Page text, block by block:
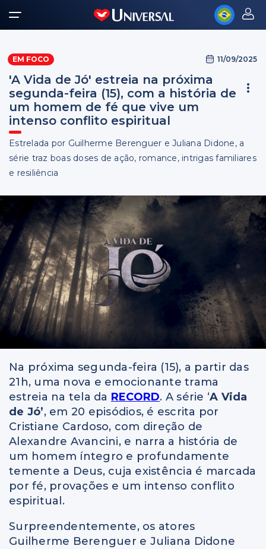
EM FOCO 11/09/2025
'A Vida de Jó' estreia na próxima
segunda-feira (15), com a história de
um homem de fé que vive um
intenso conflito espiritual
Estrelada por Guilherme Berenguer e Juliana Didone, a
série traz boas doses de ação, romance, intrigas familiares
e resiliência
Na próxima segunda-feira (15), a partir das
21h, uma nova e emocionante trama
estreia na tela da RECORD. A série ‘A Vida
de Jó’, em 20 episódios, é escrita por
Cristiane Cardoso, com direção de
Alexandre Avancini, e narra a história de
um homem íntegro e profundamente
temente a Deus, cuja existência é marcada
por fé, provações e um intenso conflito
espiritual.
Surpreendentemente, os atores
Guilherme Berenguer e Juliana Didone